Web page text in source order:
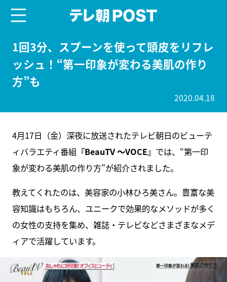
1回3分、スプーンを使って頭皮をリフレ
ッシュ！“第一印象が変わる美肌の作り
方”も
2020.04.18
4月17日（金）深夜に放送されたテレビ朝日のビューテ
ィバラエティ番組 『BeauTV ～VOCE』 では、“第一印
象が変わる美肌の作り方”が紹介されました。
教えてくれたのは、美容家の小林ひろ美さん。豊富な美
容知識はもちろん、ユニークで効果的なメソッドが多く
の女性の支持を集め、雑誌・テレビなどさまざまなメデ
ィアで活躍しています。